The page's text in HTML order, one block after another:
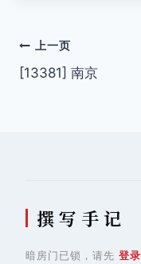
文
章
上一页
[13381] 南京
撰 写 手 记
暗房门已锁，请先 登录